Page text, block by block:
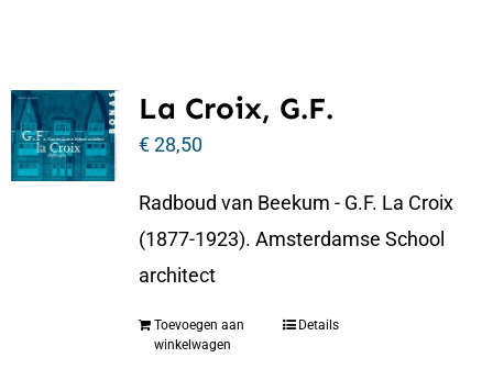
La Croix, G.F.
€28,50
Radboud van Beekum - G.F. La Croix
(1877-1923). Amsterdamse School
architect
Toevoegen aan
winkelwagen
Details